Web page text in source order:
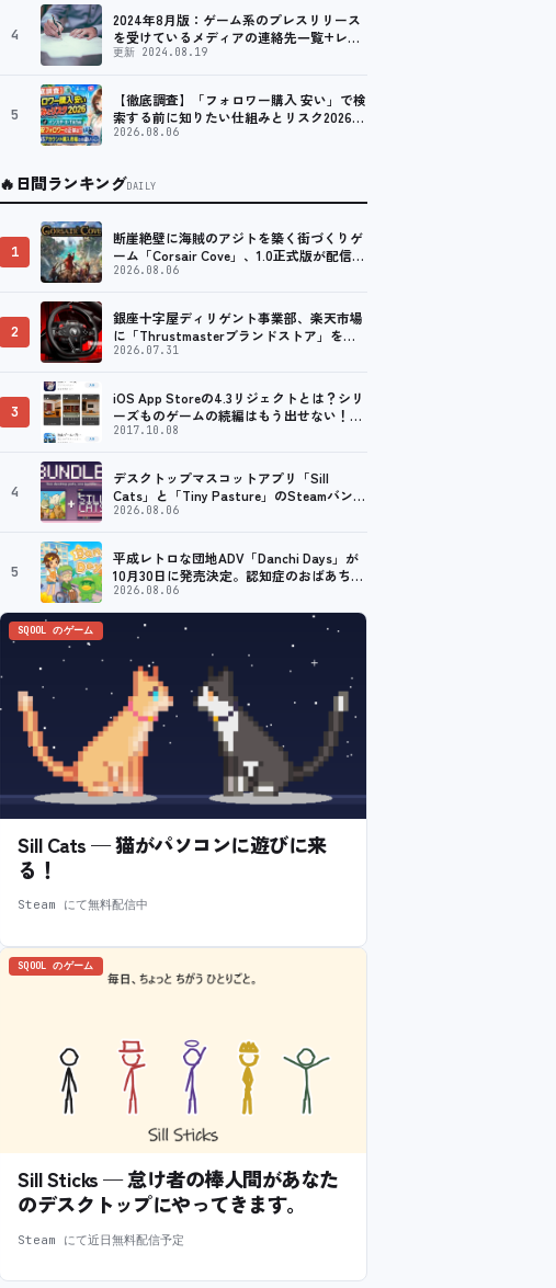
4
2024年8月版：ゲーム系のプレスリリース
を受けているメディアの連絡先一覧+レビ
ュー依頼先一覧
更新 2024.08.19
5
【徹底調査】「フォロワー購入 安い」で検
索する前に知りたい仕組みとリスク2026｜
インスタ・X・TikTokの格安フォロワーの
2026.08.06
🔥日間ランキングDAILY
1
断崖絶壁に海賊のアジトを築く街づくりゲ
ーム「Corsair Cove」、1.0正式版が配信開
始！
2026.08.06
2
銀座十字屋ディリゲント事業部、楽天市場
に「Thrustmasterブランドストア」をオ
ープン。記念キャンペーンでポイントアッ
2026.07.31
3
iOS App Storeの4.3リジェクトとは？シリ
ーズものゲームの続編はもう出せない！？
脱出ゲームで相次ぐリジェクト
2017.10.08
4
デスクトップマスコットアプリ「Sill
Cats」と「Tiny Pasture」のSteamバンド
ルセットが販売開始。通常価格より10%割
2026.08.06
5
平成レトロな団地ADV「Danchi Days」が
10月30日に発売決定。認知症のおばあちゃ
んのために夏祭り復活を目指す
2026.08.06
SQOOL のゲーム
Sill Cats — 猫がパソコンに遊びに来
る！
Steam にて無料配信中
SQOOL のゲーム
Sill Sticks — 怠け者の棒人間があなた
のデスクトップにやってきます。
Steam にて近日無料配信予定